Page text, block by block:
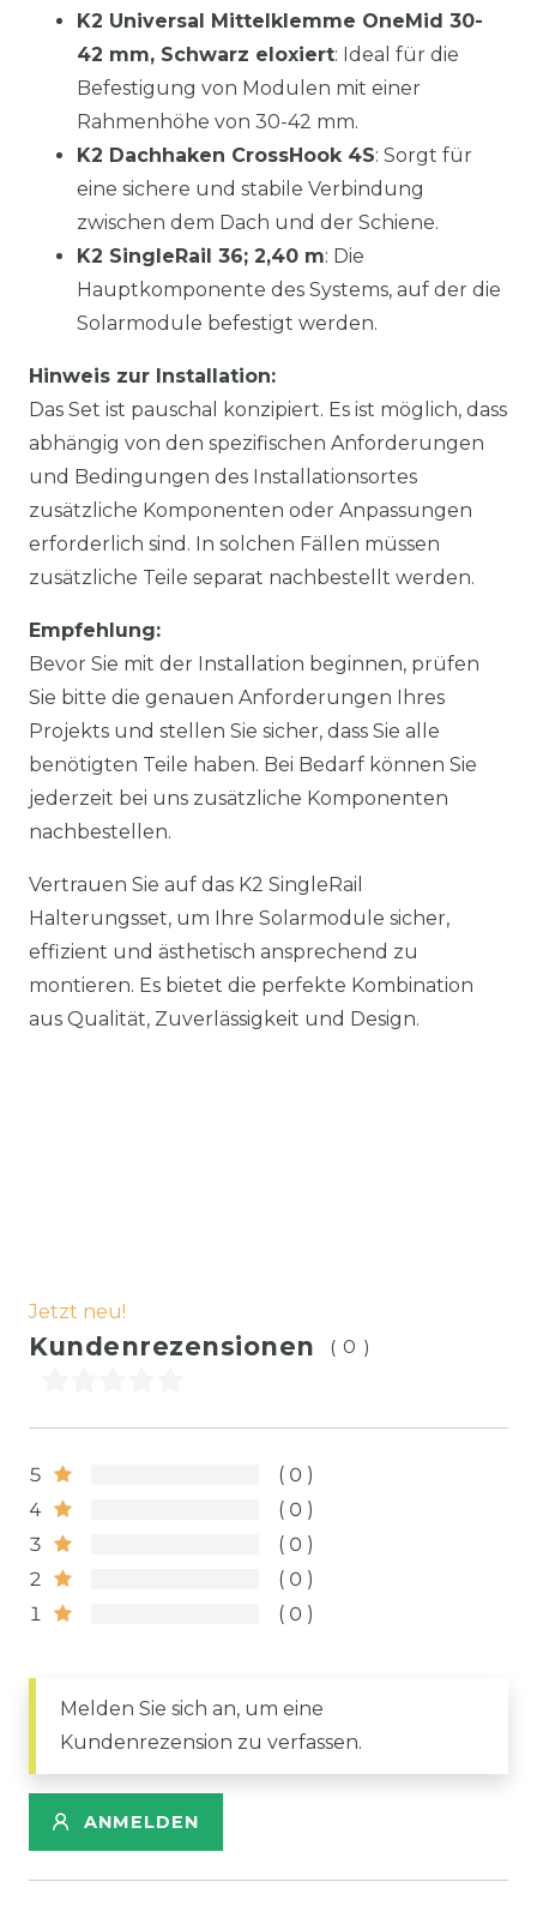
K2 Universal Mittelklemme OneMid 30-
42 mm, Schwarz eloxiert: Ideal für die
Befestigung von Modulen mit einer
Rahmenhöhe von 30-42 mm.
K2 Dachhaken CrossHook 4S: Sorgt für
eine sichere und stabile Verbindung
zwischen dem Dach und der Schiene.
K2 SingleRail 36; 2,40 m: Die
Hauptkomponente des Systems, auf der die
Solarmodule befestigt werden.
Hinweis zur Installation:
Das Set ist pauschal konzipiert. Es ist möglich, dass
abhängig von den spezifischen Anforderungen
und Bedingungen des Installationsortes
zusätzliche Komponenten oder Anpassungen
erforderlich sind. In solchen Fällen müssen
zusätzliche Teile separat nachbestellt werden.
Empfehlung:
Bevor Sie mit der Installation beginnen, prüfen
Sie bitte die genauen Anforderungen Ihres
Projekts und stellen Sie sicher, dass Sie alle
benötigten Teile haben. Bei Bedarf können Sie
jederzeit bei uns zusätzliche Komponenten
nachbestellen.
Vertrauen Sie auf das K2 SingleRail
Halterungsset, um Ihre Solarmodule sicher,
effizient und ästhetisch ansprechend zu
montieren. Es bietet die perfekte Kombination
aus Qualität, Zuverlässigkeit und Design.
Jetzt neu!
Kundenrezensionen (0)
5
0
4
0
3
0
2
0
1
0
Melden Sie sich an, um eine
Kundenrezension zu verfassen.
ANMELDEN